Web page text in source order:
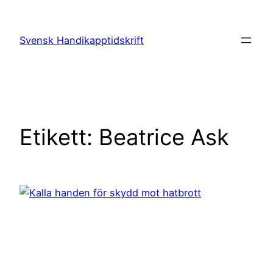
innehåll
Svensk Handikapptidskrift
Etikett: Beatrice Ask